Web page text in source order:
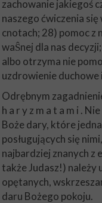
zachowanie jakiegoś
naszego ćwiczenia
cnotach; 28) pomoc z
waŜnej dla nas
albo otrzyma nie
uzdrowienie duchowe
Odrębnym
h a r y z m a t a m i .
Boże dary, które
posługujących się
najbardziej znanych z
także Judasz!) należy
opętanych,
daru Bożego pokoju.